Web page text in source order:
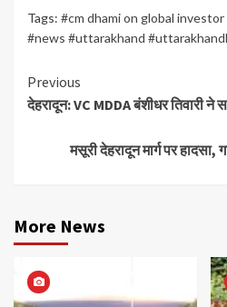
Tags: #cm dhami on global
#news #uttarakhand
Continue
Reading
Previous
देहरादून: VC MDDA बंशीधर तिवारी ने
मसूरी देहरादून मार्ग पर
More News